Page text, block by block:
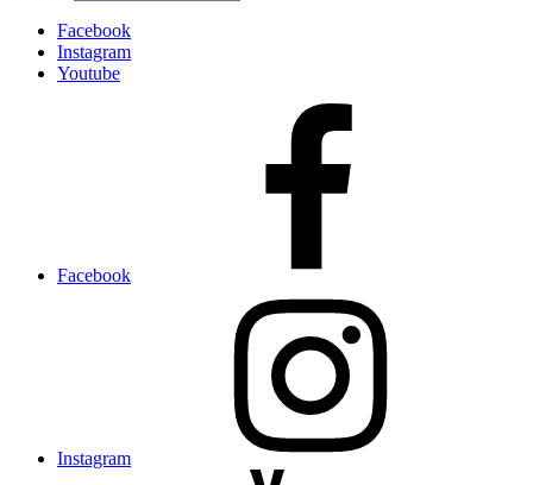
Facebook
Instagram
Youtube
Facebook
Instagram